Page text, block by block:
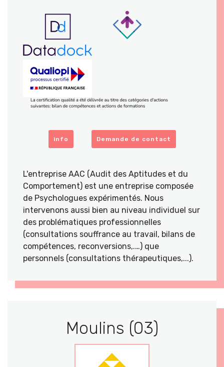
info Demande de contact
L'entreprise AAC (Audit des Aptitudes et du
Comportement) est une entreprise composée
de Psychologues expérimentés. Nous
intervenons aussi bien au niveau individuel sur
des problématiques professionnelles
(consultations souffrance au travail, bilans de
compétences, reconversions,.…) que
personnels (consultations thérapeutiques,...).
Moulins (03)